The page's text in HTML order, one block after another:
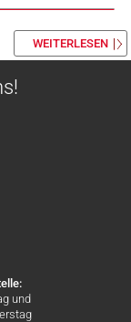
WEITERLESEN
und